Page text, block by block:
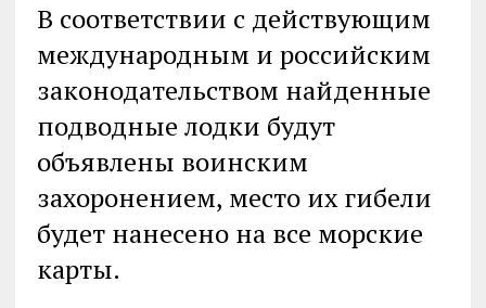
В соответствии с действующим
международным и российским
законодательством найденные
подводные лодки будут
объявлены воинским
захоронением, место их гибели
будет нанесено на все морские
карты.